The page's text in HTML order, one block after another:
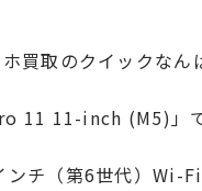
取のクイックなん
11 11-inch (M5)」
ンチ（第6世代）